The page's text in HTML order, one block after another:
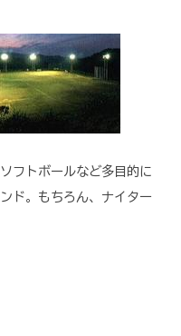
フトボールなど多目的に
ド。もちろん、ナイター